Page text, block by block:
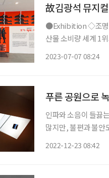
故김광석 뮤지
●Exhibition ◇조명치 해양문화특별전 일정 8월 15일까지 장소 국립민속박물관 1인당 수
산물 소비량 세계 1
2023-07-07 08:24
푸른 공원으로
인파와 소음이 들끓
많지만, 불편과 불안
2022-12-23 08:42